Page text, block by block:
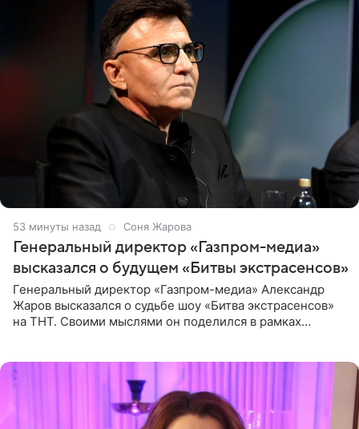
53 минуты назад Соня Жарова
Генеральный директор «Газпром-медиа»
высказался о будущем «Битвы экстрасенсов»
Генеральный директор «Газпром-медиа» Александр
Жаров высказался о судьбе шоу «Битва экстрасенсов»
на ТНТ. Своими мыслями он поделился в рамках